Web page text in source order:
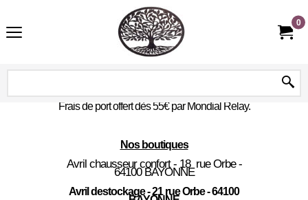
0
Frais de port offert dès 55€ par Mondial Relay.
Nos boutiques
Avril chausseur confort - 18 rue Orbe -
64100 BAYONNE
Avril destockage - 21 rue Orbe - 64100